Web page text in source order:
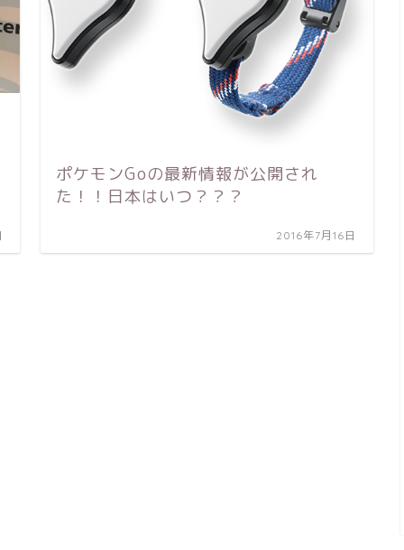
ポケモンGoの最新情報が公開され
た！！日本はいつ？？？
2016年7月16日